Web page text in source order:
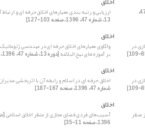
[دوره 13، شماره 47،
در
در
منظر
ارزیابی و رتبه بندی معیارهای اخلاق حرفه ای و
13، شماره 47، 1396، صفحه 103-127]
اخلاق
واکاوی معیارهای اخلاق حرفه ای در مهندسی
بر آموزه های نهج البلاغه[دوره 13، شماره 47، 1396، صفحه 145-167]
اخلاق
اخلاق حرفه ای در اسلام و رابطه آن با اثربخشی
شماره 47، 1396، صفحه 167-187]
اخلاق
آسیب‌های فردیِ فضای مجازی از منظر اخلاق اسلامی
1396، صفحه 11-35]